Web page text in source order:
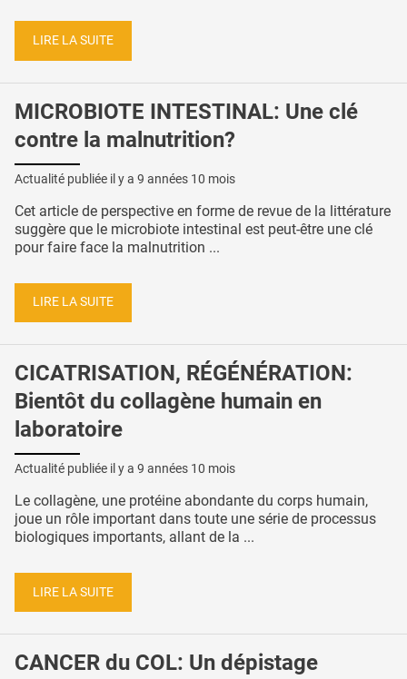
LIRE LA SUITE
MICROBIOTE INTESTINAL: Une clé
contre la malnutrition?
Actualité publiée il y a 9 années 10 mois
Cet article de perspective en forme de revue de la littérature
suggère que le microbiote intestinal est peut-être une clé
pour faire face la malnutrition ...
LIRE LA SUITE
CICATRISATION, RÉGÉNÉRATION:
Bientôt du collagène humain en
laboratoire
Actualité publiée il y a 9 années 10 mois
Le collagène, une protéine abondante du corps humain,
joue un rôle important dans toute une série de processus
biologiques importants, allant de la ...
LIRE LA SUITE
CANCER du COL: Un dépistage